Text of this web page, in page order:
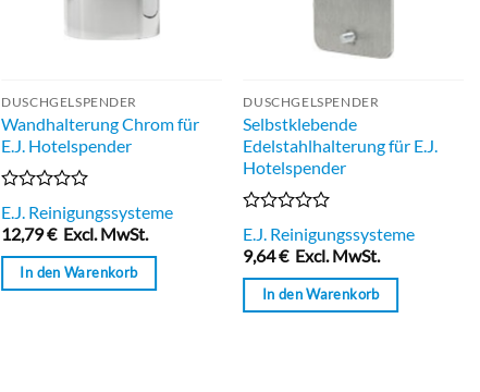
DUSCHGELSPENDER
Wandhalterung Chrom für
E.J. Hotelspender
Bewertet
mit
0
von
E.J. Reinigungssysteme
12,79€ Excl. MwSt.
In den Warenkorb
DUSCHGELSPENDER
Selbstklebende
Edelstahlhalterung für E.J.
Hotelspender
Bewertet
mit
0
von
E.J. Reinigungssysteme
9,64€ Excl. MwSt.
In den Warenkorb